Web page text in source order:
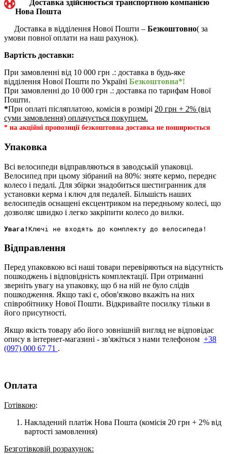
Доставка здійснюється транспортною компанією
Нова Пошта
Доставка в відділення Нової Пошти – Безкоштовно( за
умови повної оплати на наш рахунок).
Вартість доставки:
При замовленні від 10 000 грн .: доставка в будь-яке
відділення Нової Пошти по Україні Безкоштовна*!
При замовленні до 10 000 грн .: доставка по тарифам Нової
Пошти.
*При оплаті післяплатою, комісія в розмірі 20 грн + 2% (від
суми замовлення) оплачується покупцем.
* на акційні пропозиції безкоштовна доставка не поширюється
Упаковка
Всі велосипеди відправляються в заводській упаковці.
Велосипед при цьому зібраний на 80%: зняте кермо, переднє
колесо і педалі. Для збірки знадобиться шестигранник для
установки керма і ключ для педалей. Більшість наших
велосипедів оснащені ексцентриком на передньому колесі, що
дозволяє швидко і легко закріпити колесо до вилки.
Увага!
Відправлення
Перед упаковкою всі наші товари перевіряються на відсутність
пошкоджень і відповідність комплектації. При отриманні
зверніть увагу на упаковку, що б на ній не було слідів
пошкодження. Якщо такі є, обов'язково вкажіть на них
співробітнику Нової Пошти. Відкривайте посилку тільки в
його присутності.
Якщо якість товару або його зовнішній вигляд не відповідає
опису в інтернет-магазині - зв'яжіться з нами телефоном +38
(097) 000 67 71 .
Оплата
Готівкою:
Накладений платіж Нова Пошта (комісія 20 грн + 2% від
вартості замовлення)
Безготівковій розрахунок: